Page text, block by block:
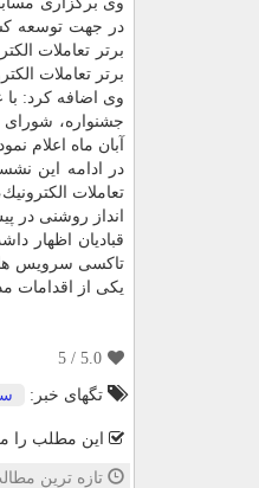
در جهت توسعه
برتر تعاملات
برتر تعاملات
وی اضافه كرد:
آبان ماه اعلام
در ادامه این
تعاملات
انداز روشنی در
قبادیان اظهار
تاكسی سرویس
یكی از اقدامات
5.0
/ 5
تگهای خبر:
این مطلب را
تازه ترین